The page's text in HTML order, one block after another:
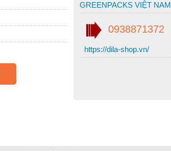
GREENPACKS VIỆT NAM
0938871372
https://dila-shop.vn/